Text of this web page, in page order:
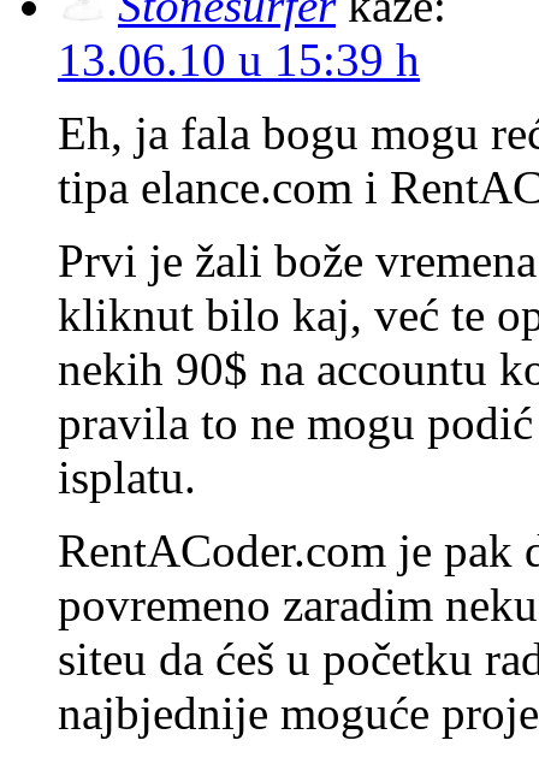
13.06.10 u 15:39 h
Eh, ja fala bogu mogu
tipa elance.com i
Prvi je žali bože
kliknut bilo kaj, već te
nekih 90$ na accountu
pravila to ne mogu
isplatu.
RentACoder.com je pak
povremeno zaradim
siteu da ćeš u početku
najbjednije moguće